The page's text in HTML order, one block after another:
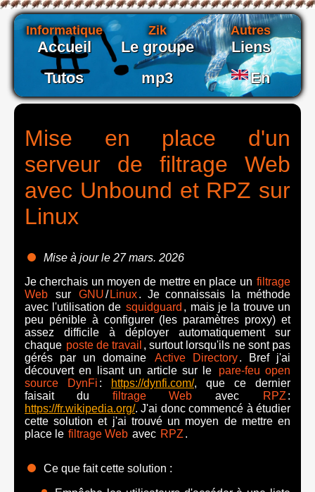
Informatique
Accueil
Tutos
Zik
Le groupe
mp3
Autres
Liens
En
Mise en place d'un
serveur de filtrage Web
avec Unbound et RPZ sur
Linux
Mise à jour le 27 mars. 2026
Je cherchais un moyen de mettre en place un filtrage
Web
sur GNU/ Linux. Je connaissais la méthode
avec l'utilisation de squidguard , mais je la trouve un
peu pénible à configurer (les paramètres proxy) et
assez difficile à déployer automatiquement sur
chaque poste de travail , surtout lorsqu'ils ne sont pas
gérés par un domaine
Active Directory. Bref j'ai
découvert en lisant un article sur le
pare-feu open
source DynFi : https://dynfi.com/, que ce dernier
faisait du
filtrage Web avec RPZ :
https://fr.wikipedia.org/. J'ai donc commencé à étudier
cette solution et j'ai trouvé un moyen de mettre en
place le filtrage Web avec RPZ .
Ce que fait cette solution :